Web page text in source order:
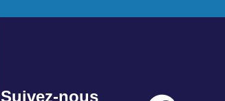
Suivez-nous